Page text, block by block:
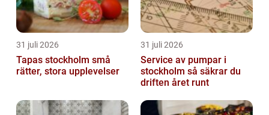
31 juli 2026
Tapas stockholm små
rätter, stora upplevelser
31 juli 2026
Service av pumpar i
stockholm så säkrar du
driften året runt